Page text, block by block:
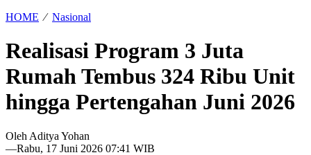
HOME ⁄ Nasional
Realisasi Program 3 Juta
Rumah Tembus 324 Ribu Unit
hingga Pertengahan Juni 2026
Oleh Aditya Yohan
—Rabu, 17 Juni 2026 07:41 WIB